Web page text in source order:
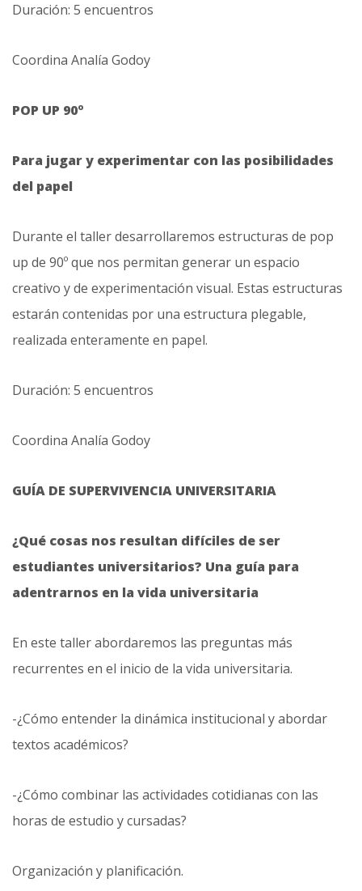
Duración: 5 encuentros
Coordina Analía Godoy
POP UP 90º
Para jugar y experimentar con las posibilidades
del papel
Durante el taller desarrollaremos estructuras de pop
up de 90º que nos permitan generar un espacio
creativo y de experimentación visual. Estas estructuras
estarán contenidas por una estructura plegable,
realizada enteramente en papel.
Duración: 5 encuentros
Coordina Analía Godoy
GUÍA DE SUPERVIVENCIA UNIVERSITARIA
¿Qué cosas nos resultan difíciles de ser
estudiantes universitarios? Una guía para
adentrarnos en la vida universitaria
En este taller abordaremos las preguntas más
recurrentes en el inicio de la vida universitaria.
-¿Cómo entender la dinámica institucional y abordar
textos académicos?
-¿Cómo combinar las actividades cotidianas con las
horas de estudio y cursadas?
Organización y planificación.